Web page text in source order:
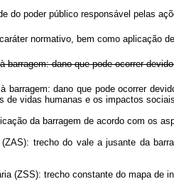
do poder público responsável pelas
normativo, bem como aplicação
barragem: dano que pode ocorrer
barragem: dano que pode ocorrer
de vidas humanas e os impactos
da barragem de acordo com os
trecho do vale a jusante da
(ZSS): trecho constante do mapa de